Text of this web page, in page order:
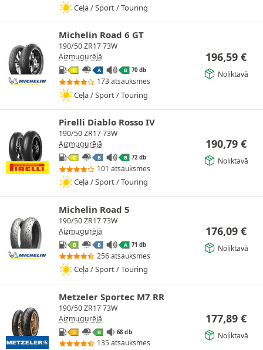
Ceļa / Sport / Touring
Michelin Road 6 GT
190/50 ZR17 73W
Aizmugurējā
C A B 70 db
173 atsauksmes
Ceļa / Sport / Touring
196,59 €
Noliktavā
Pirelli Diablo Rosso IV
190/50 ZR17 73W
Aizmugurējā
C B B 72 db
101 atsauksmes
Ceļa / Sport / Touring
190,79 €
Noliktavā
Michelin Road 5
190/50 ZR17 73W
Aizmugurējā
B B A 71 db
256 atsauksmes
Ceļa / Sport / Touring
176,09 €
Noliktavā
Metzeler Sportec M7 RR
190/50 ZR17 73W
Aizmugurējā
E B 68 db
135 atsauksmes
177,89 €
Noliktavā